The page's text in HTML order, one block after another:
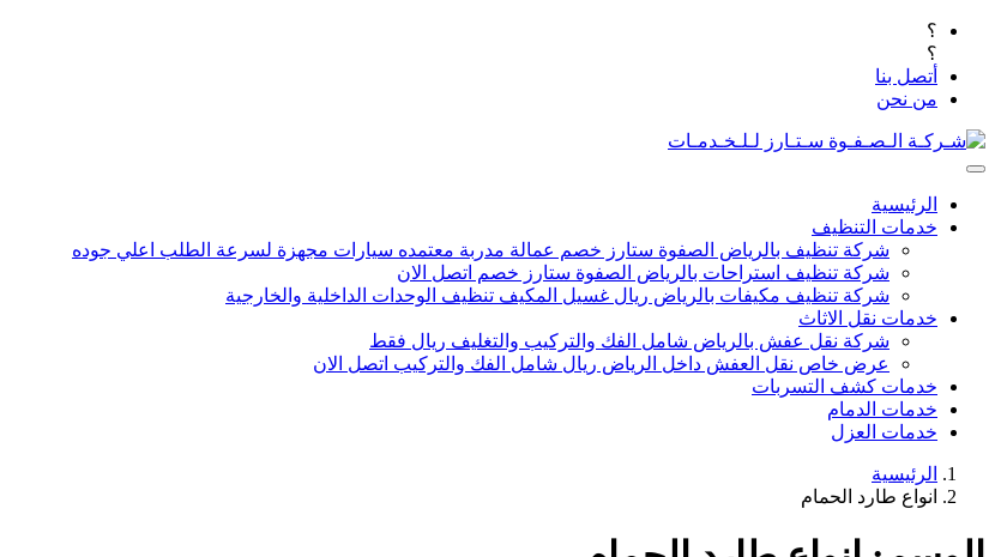
؟
؟
أتصل بنا
من نحن
الرئيسية
خدمات التنظيف
شركة تنظيف بالرياض الصفوة ستارز خصم عمالة مدربة معتمده سيارات مجهزة لسرعة الطلب اعلي جوده
شركة تنظيف استراحات بالرياض الصفوة ستارز خصم اتصل الان
شركة تنظيف مكيفات بالرياض ريال غسيل المكيف تنظيف الوحدات الداخلية والخارجية
خدمات نقل الاثاث
شركة نقل عفش بالرياض شامل الفك والتركيب والتغليف ريال فقط
عرض خاص نقل العفش داخل الرياض ريال شامل الفك والتركيب اتصل الان
خدمات كشف التسربات
خدمات الدمام
خدمات العزل
الرئيسية
انواع طارد الحمام